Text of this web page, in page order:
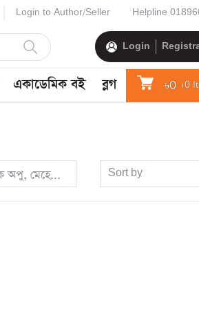
Login to Author/Seller Helpline
Login
একাডেমিক বই ব্লগ ৳0 (0
অপু, মেহেদী হক Sort by